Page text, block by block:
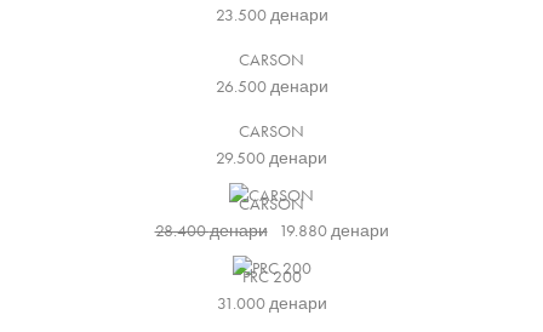
23.500денари
CARSON
26.500денари
CARSON
29.500денари
CARSON
28.400денари 19.880денари
PRC 200
31.000денари